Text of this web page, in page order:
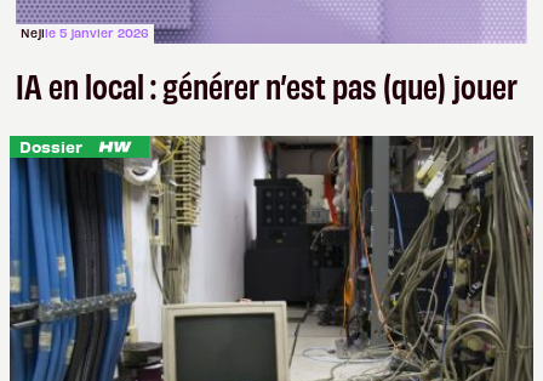
Nejile 5 janvier 2026
IA en local : générer n’est pas (que) jouer
Dossier